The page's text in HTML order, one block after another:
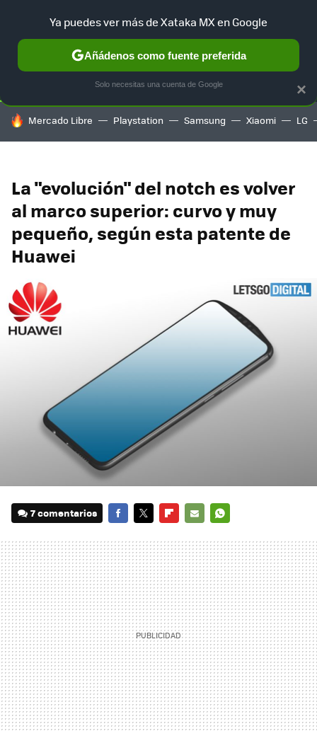
SELECCIÓN GAMING HOME AUTO TERRITORIO
HOY SE HABLA DE
Mercado Libre Playstation Samsung Xiaomi LG
La "evolución" del notch es volver
al marco superior: curvo y muy
pequeño, según esta patente de
Huawei
7 comentarios
MAIL
×
Ya puedes ver más de Xataka MX en Google
Añádenos como fuente preferida
Solo necesitas una cuenta de Google